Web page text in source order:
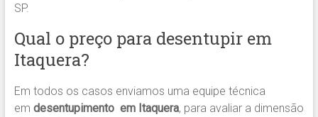
SP.
Qual o preço para desentupir em
Itaquera?
Em todos os casos enviamos uma equipe técnica
em desentupimento em Itaquera, para avaliar a dimensão